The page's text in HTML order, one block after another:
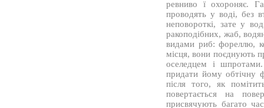
ревниво ї охороняє.
проводять у воді, без
неповороткі, зате у
ракоподібних, жаб,
видами риб: фореллю,
місця, вони поєднують
оселедцем і
придати йому обтічну
після того, як
повертається на
присвячують багато